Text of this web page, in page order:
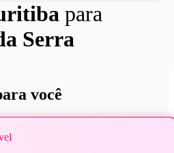
para
Serra
você